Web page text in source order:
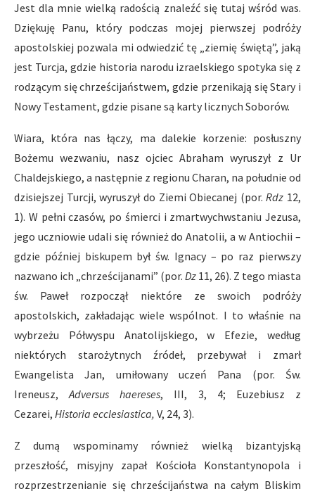
Jest dla mnie wielką radością znaleźć się tutaj wśród was.
Dziękuję Panu, który podczas mojej pierwszej podróży
apostolskiej pozwala mi odwiedzić tę „ziemię świętą”, jaką
jest Turcja, gdzie historia narodu izraelskiego spotyka się z
rodzącym się chrześcijaństwem, gdzie przenikają się Stary i
Nowy Testament, gdzie pisane są karty licznych Soborów.
Wiara, która nas łączy, ma dalekie korzenie: posłuszny
Bożemu wezwaniu, nasz ojciec Abraham wyruszył z Ur
Chaldejskiego, a następnie z regionu Charan, na południe od
dzisiejszej Turcji, wyruszył do Ziemi Obiecanej (por.Rdz 12,
1). W pełni czasów, po śmierci i zmartwychwstaniu Jezusa,
jego uczniowie udali się również do Anatolii, a w Antiochii –
gdzie później biskupem był św. Ignacy – po raz pierwszy
nazwano ich „chrześcijanami” (por. Dz 11, 26). Z tego miasta
św. Paweł rozpoczął niektóre ze swoich podróży
apostolskich, zakładając wiele wspólnot. I to właśnie na
wybrzeżu Półwyspu Anatolijskiego, w Efezie, według
niektórych starożytnych źródeł, przebywał i zmarł
Ewangelista Jan, umiłowany uczeń Pana (por. Św.
Ireneusz,Adversus haereses, III, 3, 4; Euzebiusz z
Cezarei, Historia ecclesiastica, V, 24, 3).
Z dumą wspominamy również wielką bizantyjską
przeszłość, misyjny zapał Kościoła Konstantynopola i
rozprzestrzenianie się chrześcijaństwa na całym Bliskim